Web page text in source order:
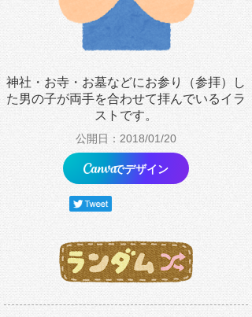
神社・お寺・お墓などにお参り（参拝）し
た男の子が両手を合わせて拝んでいるイラ
ストです。
公開日：2018/01/20
でデザイン